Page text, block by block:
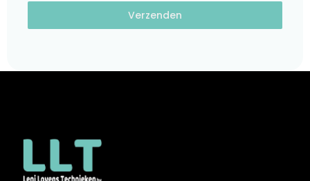
Verzenden